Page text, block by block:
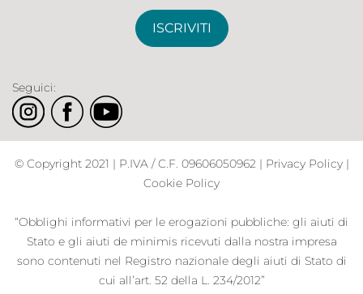
ISCRIVITI
Seguici:
© Copyright 2021 | P.IVA / C.F. 09606050962 | Privacy Policy|
Cookie Policy
“Obblighi informativi per le erogazioni pubbliche: gli aiuti di
Stato e gli aiuti de minimis ricevuti dalla nostra impresa
sono contenuti nel Registro nazionale degli aiuti di Stato di
cui all’art. 52 della L. 234/2012”